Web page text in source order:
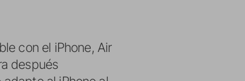
con el iPhone, Air
después